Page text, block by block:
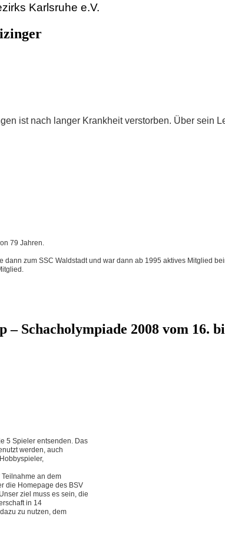
Karlsruhe e.V.
ist nach langer Krankheit verstorben. Über sein
79 Jahren.
zum SSC Waldstadt und war dann ab 1995 aktives Mitglied
Schacholympiade 2008 vom 16.
5 Spieler entsenden. Das
werden, auch
an dem
die Homepage des BSV
ziel muss es sein, die
in 14
zu nutzen, dem